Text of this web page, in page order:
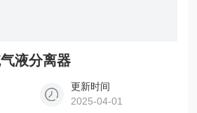
液分离器
更新时间
2025-04-01